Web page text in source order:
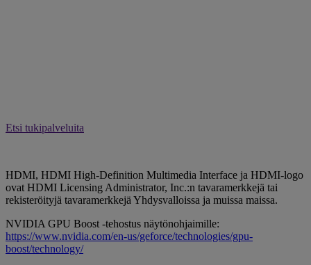
Etsi tukipalveluita
HDMI, HDMI High-Definition Multimedia Interface ja HDMI-logo
ovat HDMI Licensing Administrator, Inc.:n tavaramerkkejä tai
rekisteröityjä tavaramerkkejä Yhdysvalloissa ja muissa maissa.
NVIDIA GPU Boost -tehostus näytönohjaimille:
https://www.nvidia.com/en-us/geforce/technologies/gpu-
boost/technology/